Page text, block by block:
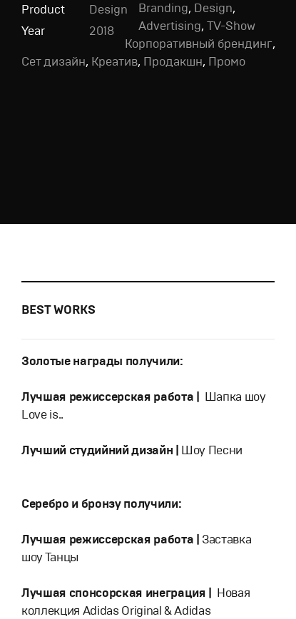
Product
Design
Year
2018
Branding, Design,
Advertising, TV-Show
Корпоративный брендинг,
Сет дизайн, Креатив, Продакшн, Промо
BEST WORKS
Золотые награды получили:
Лучшая режиссерская работа |
Шапка шоу
Love is..
Лучший студийний дизайн | Шоу Песни
Серебро и бронзу получили:
Лучшая режиссерская работа |
Заставка
шоу Танцы
Лучшая спонсорская инеграция |
Новая
коллекция Adidas Original & Adidas